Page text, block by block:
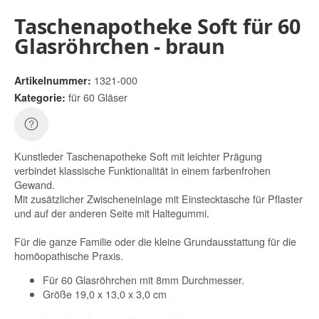
Taschenapotheke Soft für 60
Glasröhrchen - braun
Artikelnummer: 1321-000
Kategorie: für 60 Gläser
Kunstleder Taschenapotheke Soft mit leichter Prägung
verbindet klassische Funktionalität in einem farbenfrohen
Gewand.
Mit zusätzlicher Zwischeneinlage mit Einstecktasche für Pflaster
und auf der anderen Seite mit Haltegummi.
Für die ganze Familie oder die kleine Grundausstattung für die
homöopathische Praxis.
Für 60 Glasröhrchen mit 8mm Durchmesser.
Größe 19,0 x 13,0 x 3,0 cm